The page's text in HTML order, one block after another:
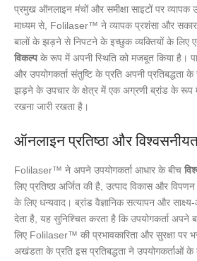
प्रमुख ऑनलाइन मंचों और समीक्षा साइटों पर व्यापक
माध्यम से, Folilaser™ ने व्यापक प्रशंसा और
बालों के झड़ने से निपटने के इच्छुक व्यक्तियों के लिए
विकल्पके रूप में अपनी स्थिति को मजबूत किया है।
और उपयोगकर्ता संतुष्टि के प्रति अपनी
झड़ने के उपचार के क्षेत्र में एक अग्रणी ब्रांड के रूप में
रखना जारी रखता है।
ऑनलाइन प्रतिष्ठा और
Folilaser™ ने अपने उपयोगकर्ता आधार के बीच
लिए प्रतिष्ठा अर्जित की है, उत्पाद विकास और
के लिए धन्यवाद। ब्रांड वैज्ञानिक सत्यापन और साक्ष्य-
देता है, यह सुनिश्चित करता है कि उपयोगकर्ता
लिए Folilaser™ की प्रभावकारिता और सुरक्षा पर
अखंडता के प्रति इस प्रतिबद्धता ने उपयोगकर्ताओं के